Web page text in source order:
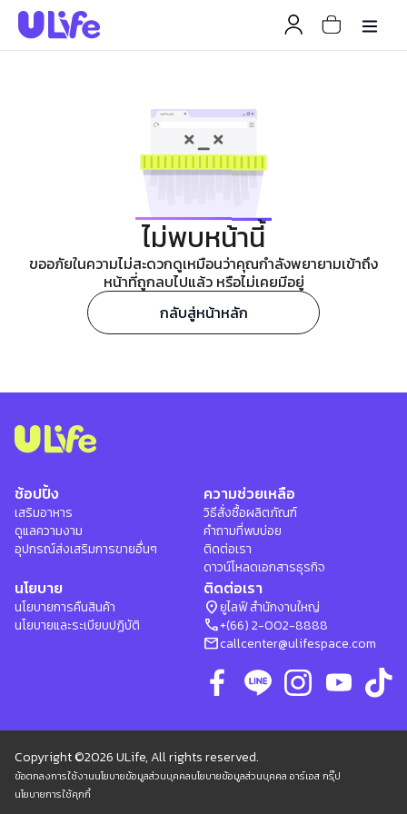
ไม่พบหน้านี้
ขออภัยในความไม่สะดวกดูเหมือนว่าคุณกำลังพยายามเข้าถึง
หน้าที่ถูกลบไปแล้ว หรือไม่เคยมีอยู่
กลับสู่หน้าหลัก
ช้อปปิ้ง
เสริมอาหาร
ดูแลความงาม
อุปกรณ์ส่งเสริมการขายอื่นๆ
ความช่วยเหลือ
วิธีสั่งซื้อผลิตภัณฑ์
คำถามที่พบบ่อย
ติดต่อเรา
ดาวน์โหลดเอกสารธุรกิจ
นโยบาย
นโยบายการคืนสินค้า
นโยบายและระเบียบปฏิบัติ
ติดต่อเรา
location_onยูไลฟ์ สำนักงานใหญ่
phone+(66) 2-002-8888
mailcallcenter@ulifespace.com
Copyright ©2026 ULife, All rights reserved.
ข้อตกลงการใช้งานนโยบายข้อมูลส่วนบุคคลนโยบายข้อมูลส่วนบุคคล อาร์เอส กรุ๊ป
นโยบายการใช้คุกกี้